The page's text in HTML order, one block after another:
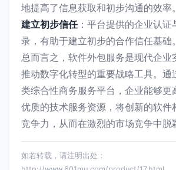
地提高了信息获取和初步沟通的效率。
建立初步信任：平台提供的企业认证
录，有助于建立初步的合作信任基础。
总而言之，软件外包服务是现代企业
推动数字化转型的重要战略工具。通
类综合性商务服务平台，企业能够更
优质的技术服务资源，将创新的软件
竞争力，从而在激烈的市场竞争中脱
如若转载，请注明出处：